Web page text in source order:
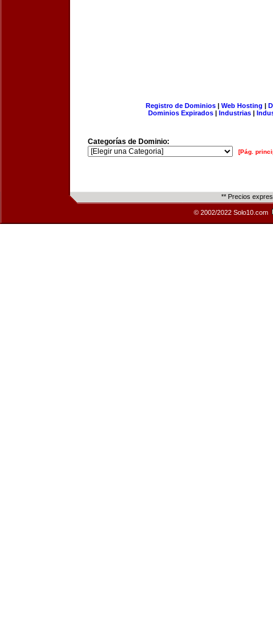
Registro de Dominios| Web Hosting |
Dominios Expirados | Industrias |
Categorías de Dominio:
[Pág.
** Precios
© 2002/2022 Solo10.com